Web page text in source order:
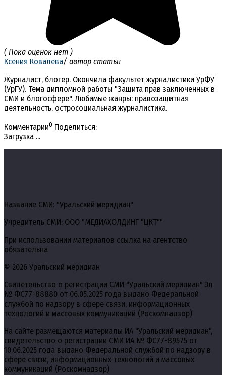
( Пока оценок нет )
Ксения Ковалева/ автор статьи
Журналист, блогер. Окончила факультет журналистики УрФУ
(УрГУ). Тема дипломной работы "Защита прав заключенных в
СМИ и блогосфере". Любимые жанры: правозащитная
деятельность, остросоциальная журналистика.
Комментарии0 Поделиться:
Загрузка ...
Название СМИ: "Уральский меридиан"
Учредитель СМИ: ООО "МЕДИАХОЛДИНГ "ЦКТ""
При использовании материалов ссылка на агентство
обязательна
© 2026 Уральский меридиан
Свидетельство о регистрации СМИ "Уральский меридиан" Эл
№ ФС77-88880 от 06.05.2025 года выдано Федеральной
службой по надзору в сфере связи, информационных
технологий и массовых коммуникаций (Роскомнадзор)
На сайте размещаются материалы ИА "Уральский меридиан",
свидетельство о регистрации СМИ ИА № ФС77-89575 от
10.06.2025 года выдано Федеральной службой по надзору в
сфере связи, информационных технологий и массовых
коммуникаций (Роскомнадзор)